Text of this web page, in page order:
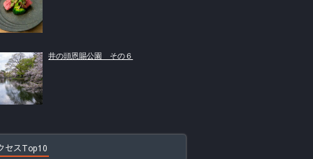
井の頭恩賜公園 その６
セスTop10